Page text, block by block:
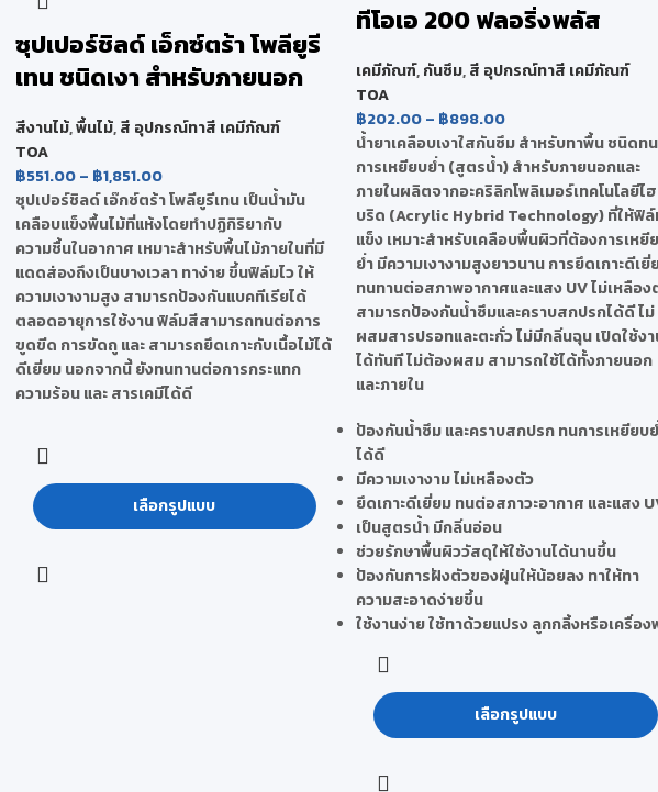
ซุปเปอร์ชิลด์ เอ็กซ์ตร้า โพลียูรี
เทน ชนิดเงา สำหรับภายนอก
สีงานไม้,พื้นไม้, สี อุปกรณ์ทาสี เคมีภัณฑ์
TOA
฿551.00 – ฿1,851.00
ซุปเปอร์ชิลด์ เอ๊กซ์ตร้า โพลียูรีเทน เป็นน้ำมัน
เคลือบแข็งพื้นไม้ที่แห้งโดยทำปฏิกิริยากับ
ความชื้นในอากาศ เหมาะสำหรับพื้นไม้ภายในที่มี
แดดส่องถึงเป็นบางเวลา ทาง่าย ขึ้นฟิล์มไว ให้
ความเงางามสูง สามารถป้องกันแบคทีเรียได้
ตลอดอายุการใช้งาน ฟิล์มสีสามารถทนต่อการ
ขูดขีด การขัดถู และ สามารถยึดเกาะกับเนื้อไม้ได้
ดีเยี่ยม นอกจากนี้ ยังทนทานต่อการกระแทก
ความร้อน และ สารเคมีได้ดี
เลือกรูปแบบ
ทีโอเอ 200 ฟลอริ่งพลัส
เคมีภัณฑ์,กันซึม,สี อุปกรณ์ทาสี เคมีภัณฑ์
TOA
฿202.00– ฿898.00
น้ำยาเคลือบเงาใสกันซึม สำหรับทาพื้น ชนิดทน
การเหยียบย่ำ (สูตรน้ำ) สำหรับภายนอกและ
ภายในผลิตจากอะคริลิกโพลิเมอร์เทคโนโลยีไฮ
บริด (Acrylic Hybrid Technology) ที่ให้ฟิ
แข็ง เหมาะสำหรับเคลือบพื้นผิวที่ต้องการเหยี
ย่ำ มีความเงางามสูงยาวนาน การยึดเกาะดีเยี่
ทนทานต่อสภาพอากาศและแสง UV ไม่เหลือง
สามารถป้องกันน้ำซึมและคราบสกปรกได้ดี ไม่
ผสมสารปรอทและตะกั่ว ไม่มีกลิ่นฉุน เปิดใช้ง
ได้ทันที ไม่ต้องผสม สามารถใช้ได้ทั้งภายนอก
และภายใน
ป้องกันน้ำซึม และคราบสกปรก ทนการเหยียบ
ได้ดี
มีความเงางาม ไม่เหลืองตัว
ยึดเกาะดีเยี่ยม ทนต่อสภาวะอากาศ และแสง
เป็นสูตรน้ำ มีกลิ่นอ่อน
ช่วยรักษาพื้นผิววัสดุให้ใช้งานได้นานขึ้น
ป้องกันการฝังตัวของฝุ่นให้น้อยลง ทาให้ทา
ความสะอาดง่ายขึ้น
ใช้งานง่าย ใช้ทาด้วยแปรง ลูกกลิ้งหรือเครื่อ
เลือกรูปแบบ